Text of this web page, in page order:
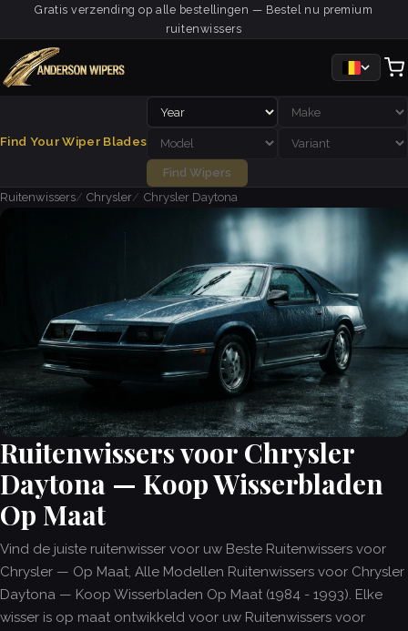
Gratis verzending op alle bestellingen — Bestel nu premium
ruitenwissers
Find Your Wiper Blades
Find Wipers
Ruitenwissers
Chrysler Chrysler Daytona
Ruitenwissers voor Chrysler
Daytona — Koop Wisserbladen
Op Maat
Vind de juiste ruitenwisser voor uw Beste Ruitenwissers voor
Chrysler — Op Maat, Alle Modellen Ruitenwissers voor Chrysler
Daytona — Koop Wisserbladen Op Maat (1984 - 1993). Elke
wisser is op maat ontwikkeld voor uw Ruitenwissers voor